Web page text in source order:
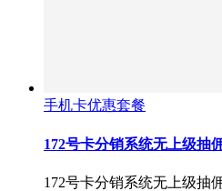
手机卡优惠套餐
172号卡分销系统无上级抽
172号卡分销系统无上级抽